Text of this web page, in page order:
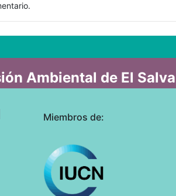
Ambiental de El
Miembros de: